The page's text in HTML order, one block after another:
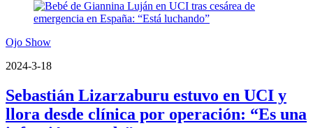
Ojo Show
2024-3-18
Sebastián Lizarzaburu estuvo en UCI y
llora desde clínica por operación: “Es una